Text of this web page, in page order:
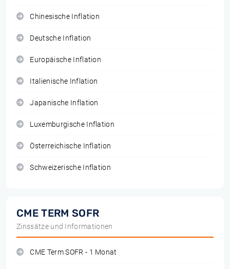
Chinesische Inflation
Deutsche Inflation
Europäische Inflation
Italienische Inflation
Japanische Inflation
Luxemburgische Inflation
Österreichische Inflation
Schweizerische Inflation
CME TERM SOFR
Zinssätze und Informationen
CME Term SOFR - 1 Monat